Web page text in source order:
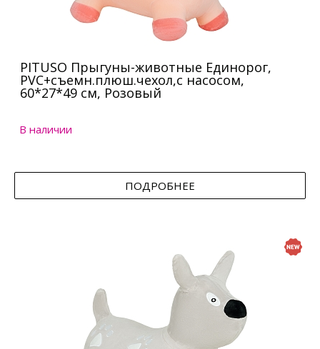
PITUSO Прыгуны-животные Единорог,
PVC+съемн.плюш.чехол,с насосом,
60*27*49 см, Розовый
В наличии
ПОДРОБНЕЕ